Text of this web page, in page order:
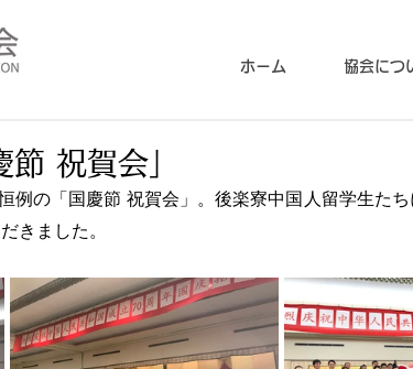
ホーム 協会につ
節 祝賀会」
例の「国慶節 祝賀会」。後楽寮中国人留学生た
きました。